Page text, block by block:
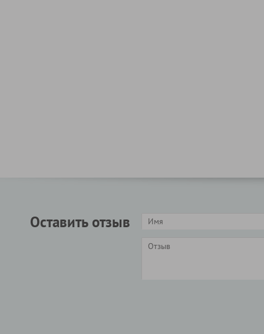
Оставить отзыв